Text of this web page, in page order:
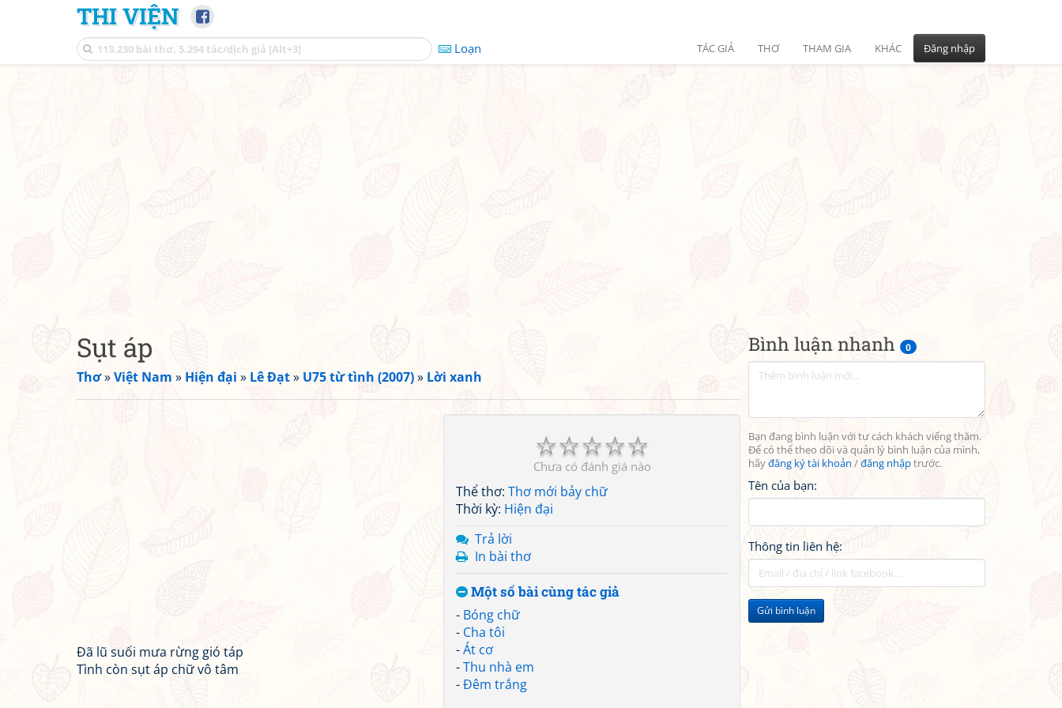
THI VIỆN
Loạn TÁC GIẢ THƠ THAM GIA KHÁC Đăng nhập
Bình luận nhanh 0
Bạn đang bình luận với tư cách khách viếng thăm.
Để có thể theo dõi và quản lý bình luận của mình,
hãyđăng ký tài khoản /đăng nhậptrước.
Tên của bạn:
Thông tin liên hệ:
Gửi bình luận
Sụt áp
Thơ»Việt Nam » Hiện đại » Lê Đạt» U75 từ tình (2007)» Lời xanh
☆
☆
☆
☆
☆
Chưa có đánh giá nào
Thể thơ: Thơ mới bảy chữ
Thời kỳ: Hiện đại
Trả lời
In bài thơ
Một số bài cùng tác giả
- Bóng chữ
- Cha tôi
-Át cơ
-Thu nhà em
-Đêm trắng
Đã lũ suối mưa rừng gió táp
Tình còn sụt áp chữ vô tâm